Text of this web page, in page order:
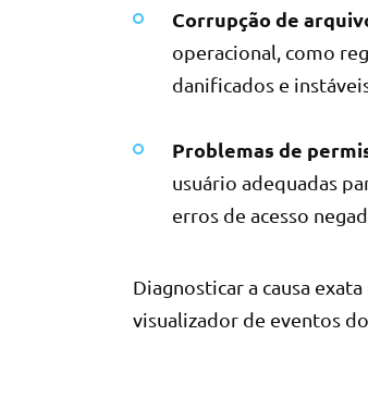
Corrupção de
operacional, como
danificados e
Problemas de
usuário adequadas
erros de acesso
Diagnosticar a causa
visualizador de eventos